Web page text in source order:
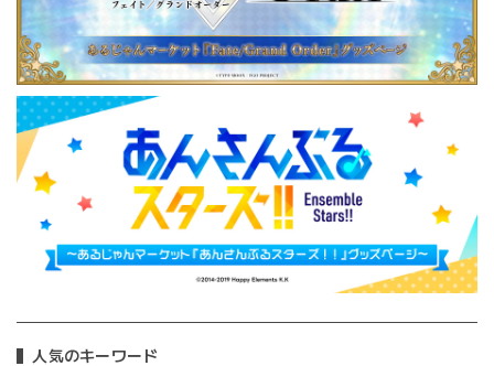
人気のキーワード